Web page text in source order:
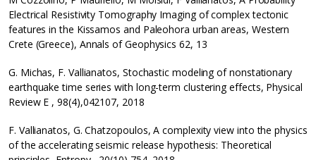
Electrical Resistivity Tomography Imaging of complex tectonic
features in the Kissamos and Paleohora urban areas, Western
Crete (Greece), Annals of Geophysics 62, 13
G. Michas, F. Vallianatos, Stochastic modeling of nonstationary
earthquake time series with long-term clustering effects, Physical
Review E , 98(4),042107, 2018
F. Vallianatos, G. Chatzopoulos, A complexity view into the physics
of the accelerating seismic release hypothesis: Theoretical